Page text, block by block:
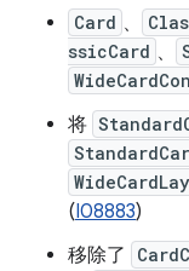
Card 、
ssicCard 、
将
(I08883)
移除了